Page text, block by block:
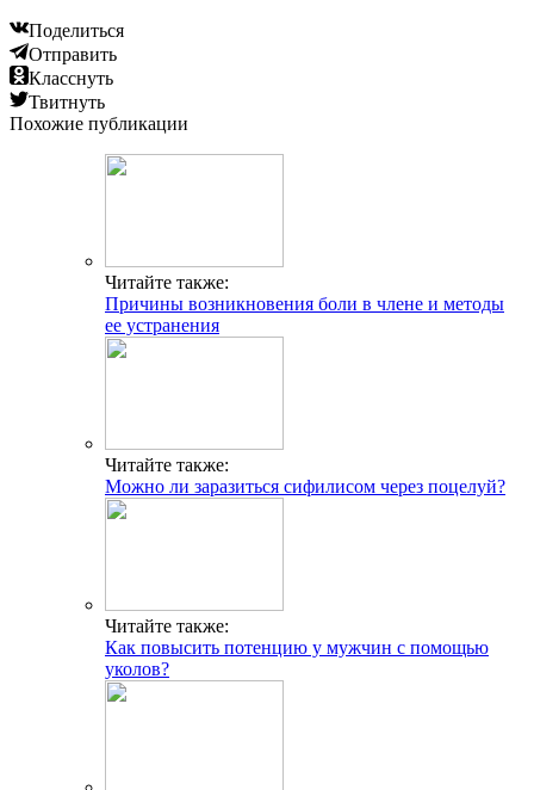
Поделиться
Отправить
Класснуть
Твитнуть
Похожие публикации
Читайте также:
Причины возникновения боли в члене и методы
ее устранения
Читайте также:
Можно ли заразиться сифилисом через поцелуй?
Читайте также:
Как повысить потенцию у мужчин с помощью
уколов?